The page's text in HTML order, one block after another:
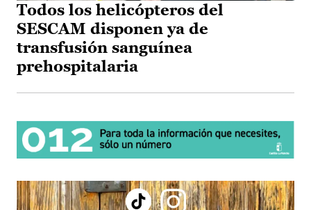
Todos los helicópteros del
SESCAM disponen ya de
transfusión sanguínea
prehospitalaria